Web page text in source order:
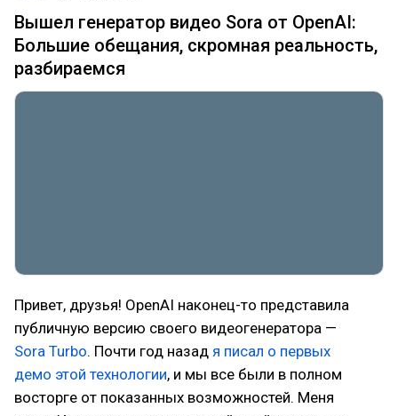
Вышел генератор видео Sora от OpenAI:
Большие обещания, скромная реальность,
разбираемся
Привет, друзья! OpenAI наконец-то представила
публичную версию своего видеогенератора —
Sora Turbo. Почти год назад я писал о первых
демо этой технологии, и мы все были в полном
восторге от показанных возможностей. Меня